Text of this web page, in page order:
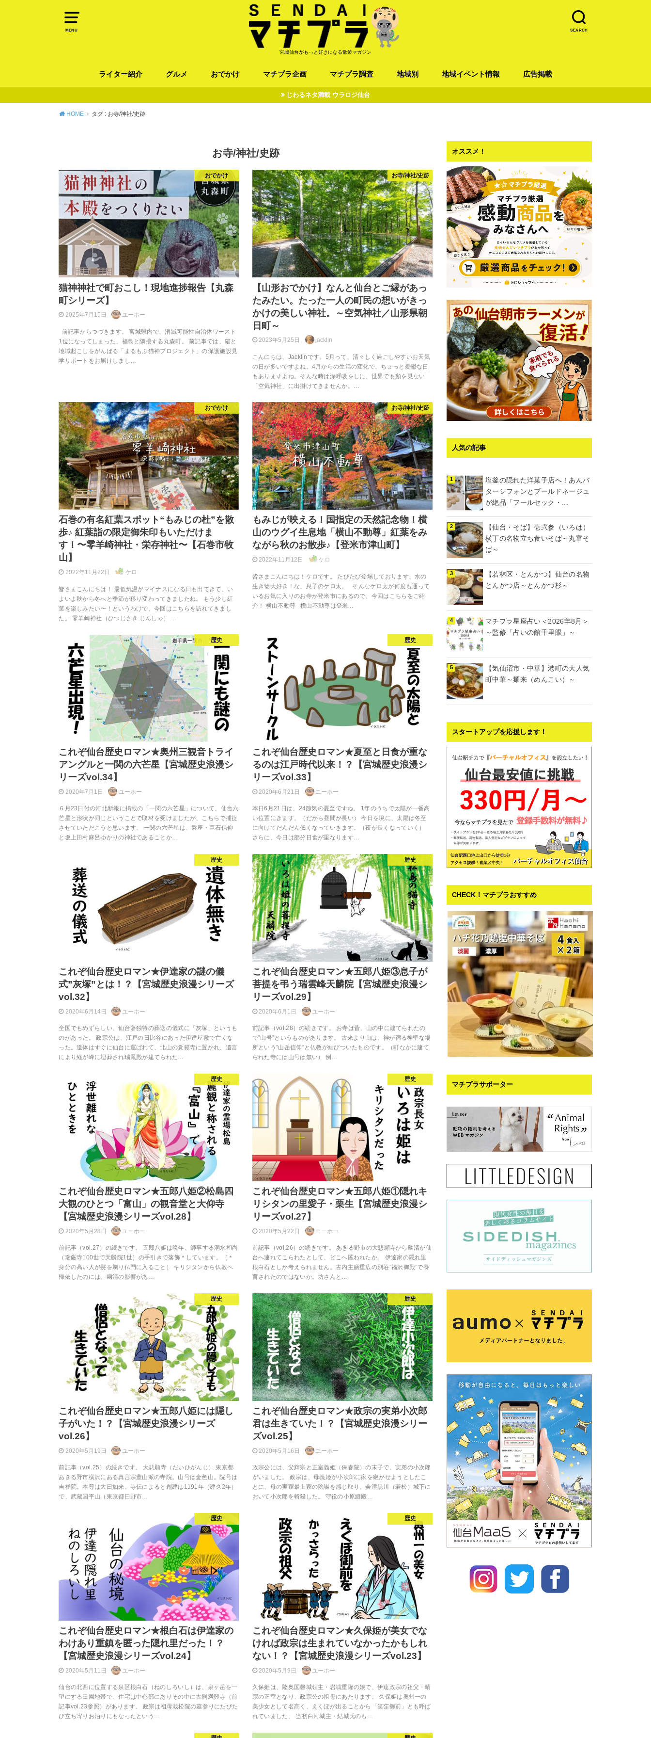
MENU SEARCH
宮城仙台がもっと好きになる散策マガジン
ライター紹介 グルメ おでかけ マチプラ企画
オトアルキ
マチプラ企業訪問
ファッション
ブラミヤギ
マチプラ漫画
マチプラ小説
マチプラ調査
歴史
地域別 地域イベント情報 広告掲載
じわるネタ満載 ウラロジ仙台
HOME タグ : お寺/神社/史跡
お寺/神社/史跡
おでかけ
猫神神社で町おこし！現地進捗報告【丸森
町シリーズ】
2025年7月15日 ユーホー
前記事からつづきます。 宮城県内で、消滅可能性自治体ワースト
1位になってしまった、福島と隣接する丸森町。 前記事では、猫と
地域起こしをがんばる「まるもふ猫神プロジェクト」の保護施設見
学リポートをお届けしまし…
お寺/神社/史跡
【山形おでかけ】なんと仙台とご縁があっ
たみたい。たった一人の町民の想いがきっ
かけの美しい神社。～空気神社／山形県朝
日町～
2023年5月25日 jacklin
こんにちは、Jacklinです。5月って、清々しく過ごしやすいお天気
の日が多いですよね。4月からの生活の変化で、ちょっと憂鬱な日
もありますよね。そんな時は深呼吸をしに、世界でも類を見ない
「空気神社」に出掛けてきませんか。…
おでかけ
石巻の有名紅葉スポット“もみじの杜”を散
歩♪ 紅葉詣の限定御朱印もいただけま
す！〜零羊崎神社・栄存神社〜【石巻市牧
山】
2022年11月22日 ケロ
皆さまこんにちは！ 最低気温がマイナスになる日も出てきて、い
よいよ秋から冬へと季節が移り変わってきましたね。 もう少し紅
葉を楽しみたい〜！というわけで、今回はこちらを訪れてきまし
た。 零羊崎神社（ひつじさき じんしゃ） …
お寺/神社/史跡
もみじが映える！国指定の天然記念物！横
山のウグイ生息地「横山不動尊」紅葉をみ
ながら秋のお散歩♪【登米市津山町】
2022年11月12日 ケロ
皆さまこんにちは！ケロです。 たびたび登場しております、水の
生き物大好き！な、息子のケロ太。 そんなケロ太が何度も通って
いるお気に入りのお寺が登米市にあるので、今回はこちらをご紹
介！ 横山不動尊 横山不動尊は登米…
歴史
これぞ仙台歴史ロマン★奥州三観音トライ
アングルと一関の六芒星【宮城歴史浪漫シ
リーズvol.34】
2020年7月1日 ユーホー
６月23日付の河北新報に掲載の「一関の六芒星」について、仙台六
芒星と形状が同じということで取材を受けましたが、こちらで捕捉
させていただこうと思います。 一関の六芒星は、磐座・巨石信仰
と坂上田村麻呂ゆかりの神社であることか…
歴史
これぞ仙台歴史ロマン★夏至と日食が重な
るのは江戸時代以来！？【宮城歴史浪漫シ
リーズvol.33】
2020年6月21日 ユーホー
本日6月21日は、24節気の夏至ですね。 1年のうちで太陽が一番高
い位置にきます。（だから昼間が長い） 今日を境に、太陽は冬至
に向けてだんだん低くなっていきます。（夜が長くなっていく）
さらに、今日は部分日食が重なります…
歴史
これぞ仙台歴史ロマン★伊達家の謎の儀
式”灰塚”とは！？【宮城歴史浪漫シリーズ
vol.32】
2020年6月14日 ユーホー
全国でもめずらしい、仙台藩独特の葬送の儀式に「灰塚」というも
のがあった。 政宗公は、江戸の日比谷にあった伊達屋敷で亡くな
った。遺体はすぐに仙台に運ばれて、北山の覚範寺に置かれ、遺言
により経が峰に埋葬され瑞鳳殿が建てられた…
歴史
これぞ仙台歴史ロマン★五郎八姫③息子が
菩提を弔う瑞雲峰天麟院【宮城歴史浪漫シ
リーズvol.29】
2020年6月1日 ユーホー
前記事（vol.28）の続きです。 お寺は昔、山の中に建てられたの
で”山号”というものがあります。 古来より山は、神が宿る神聖な場
所という”山岳信仰”と仏教が結びついたものです。（町なかに建て
られた寺には山号は無い） 例…
歴史
これぞ仙台歴史ロマン★五郎八姫②松島四
大観のひとつ「富山」の観音堂と大仰寺
【宮城歴史浪漫シリーズvol.28】
2020年5月28日 ユーホー
前記事（vol.27）の続きです。 五郎八姫は晩年、師事する洞水和尚
（瑞厳寺100世で天麟院1世）の手引きで落飾＊しています。（＊
身分の高い人が髪を剃り仏門に入ること） キリシタンから仏教へ
帰依したのには、幽清の影響があ…
歴史
これぞ仙台歴史ロマン★五郎八姫①隠れキ
リシタンの里愛子・栗生【宮城歴史浪漫シ
リーズvol.27】
2020年5月22日 ユーホー
前記事（vol.26）の続きです。 あきる野市の大悲願寺から幽清が仙
台へ連れてこられたとして、どこへ匿われたか。 伊達家の隠れ里
根白石としか考えられません。古内主膳重広の別荘”福沢御殿”で養
育されたのではないか。坊さんと…
歴史
これぞ仙台歴史ロマン★五郎八姫には隠し
子がいた！？【宮城歴史浪漫シリーズ
vol.26】
2020年5月19日 ユーホー
前記事（vol.25）の続きです。 大悲願寺（だいひがんじ） 東京都
あきる野市横沢にある真言宗豊山派の寺院。山号は金色山。院号は
吉祥院。本尊は大日如来。寺伝によると創建は1191年（建久2年）
で、武蔵国平山（東京都日野市…
歴史
これぞ仙台歴史ロマン★政宗の実弟小次郎
君は生きていた！？【宮城歴史浪漫シリー
ズvol.25】
2020年5月16日 ユーホー
政宗公には、父輝宗と正室義姫（保春院）の末子で、実弟の小次郎
がいました。 政宗は、母義姫が小次郎に家を継がせようとしたこ
とに、母の実家最上家の陰謀を感じ取り、会津黒川（若松）城下に
おいて小次郎を斬殺した。 守役の小原縫殿…
歴史
これぞ仙台歴史ロマン★根白石は伊達家の
わけあり重鎮を匿った隠れ里だった！？
【宮城歴史浪漫シリーズvol.24】
2020年5月11日 ユーホー
仙台の北西に位置する泉区根白石（ねのしろいし）は、泉ヶ岳を一
望にする田園地帯で、住宅は中心部にありその中に古刹満興寺（前
記事vol.23参照）があります。 政宗は祖母栽松院の墓参りにたびた
び立ち寄りお泊りにもなったという…
歴史
これぞ仙台歴史ロマン★久保姫が美女でな
ければ政宗は生まれていなかったかもしれ
ない！？【宮城歴史浪漫シリーズvol.23】
2020年5月9日 ユーホー
久保姫は、陸奥国磐城領主・岩城重隆の娘で、伊達政宗の祖父・晴
宗の正室となり、政宗公の祖母にあたります。 久保姫は奥州一の
美少女として名高く、えくぼが出ることから「笑窪御前」とも呼ば
れていました。 当初白河城主・結城氏のも…
オススメ！
人気の記事
塩釜の隠れた洋菓子店へ！あんバ
ターシフォンとブールドネージュ
が絶品「フールセック・...
【仙台・そば】壱弐参（いろは）
横丁の名物立ち食いそば～丸富そ
ば～
【若林区・とんかつ】仙台の名物
とんかつ店～とんかつ杉～
マチプラ星座占い＜2026年8月＞
～監修「占いの館千里眼」～
【気仙沼市・中華】港町の大人気
町中華～麺来（めんこい）～
スタートアップを応援します！
CHECK！マチプラおすすめ
マチプラサポーター